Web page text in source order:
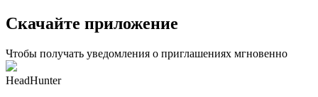
Скачайте приложение
Чтобы получать уведомления о приглашениях мгновенно
HeadHunter